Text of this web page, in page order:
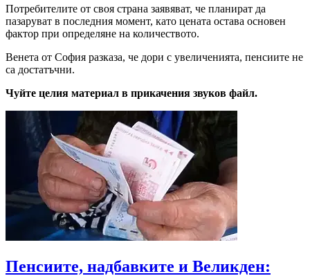
Потребителите от своя страна заявяват, че планират да
пазаруват в последния момент, като цената остава основен
фактор при определяне на количеството.
Венета от София разказа, че дори с увеличенията, пенсиите не
са достатъчни.
Чуйте целия материал в прикачения звуков файл.
Пенсиите, надбавките и Великден: